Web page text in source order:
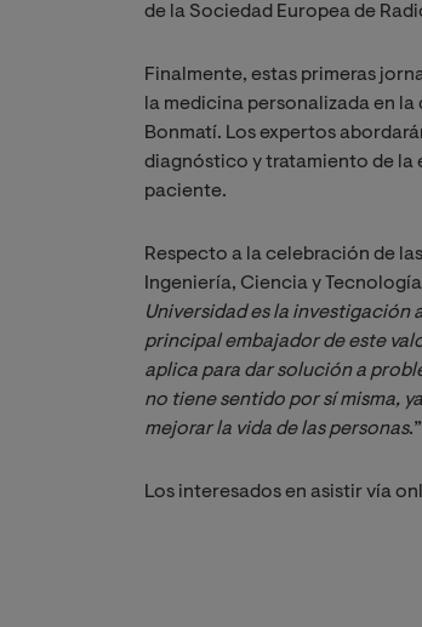
de la Sociedad Europea de
Finalmente, estas primeras
la medicina personalizada en
Bonmatí. Los expertos
diagnóstico y tratamiento de la
paciente.
Respecto a la celebración de
Ingeniería, Ciencia y
Universidad es la investigación
principal embajador de este
aplica para dar solución a
no tiene sentido por sí misma,
mejorar la vida de las personas.”
Los interesados en asistir vía